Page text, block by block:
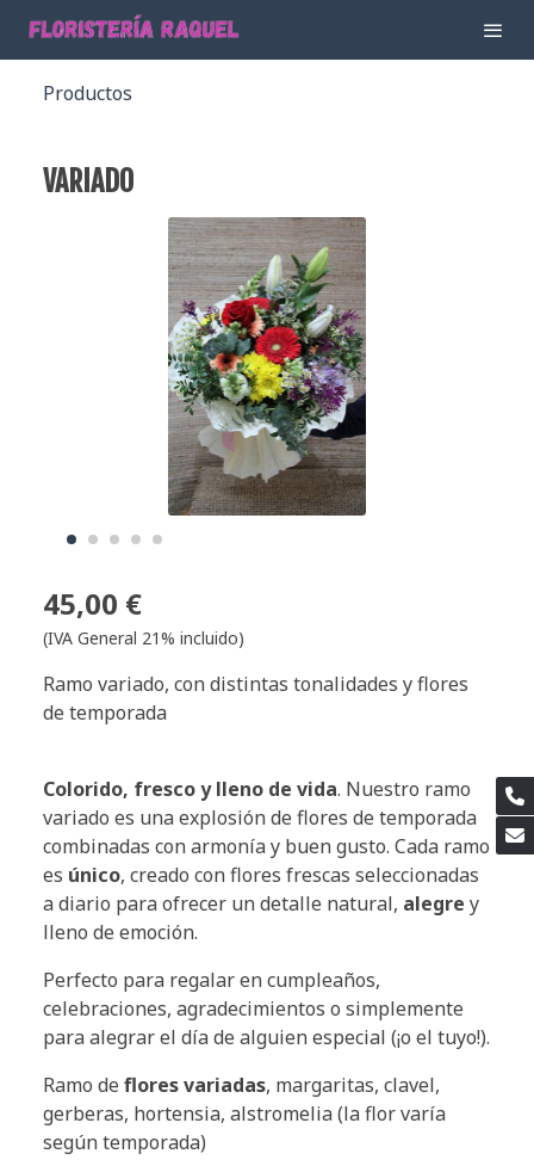
Productos
VARIADO
45,00 €
(IVA General 21% incluido)
Ramo variado, con distintas tonalidades y flores
de temporada
Colorido, fresco y lleno de vida. Nuestro ramo
variado es una explosión de flores de temporada
combinadas con armonía y buen gusto. Cada ramo
es único, creado con flores frescas seleccionadas
a diario para ofrecer un detalle natural, alegre y
lleno de emoción.
Perfecto para regalar en cumpleaños,
celebraciones, agradecimientos o simplemente
para alegrar el día de alguien especial (¡o el tuyo!).
Ramo de flores variadas, margaritas, clavel,
gerberas, hortensia, alstromelia (la flor varía
según temporada)